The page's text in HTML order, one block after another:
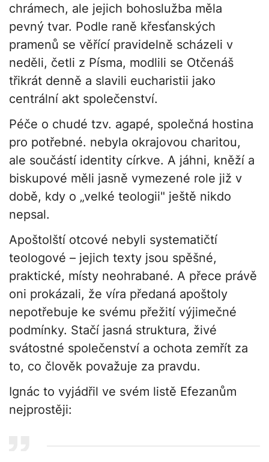
chrámech, ale jejich bohoslužba měla
pevný tvar. Podle raně křesťanských
pramenů se věřící pravidelně scházeli v
neděli, četli z Písma, modlili se Otčenáš
třikrát denně a slavili eucharistii jako
centrální akt společenství.
Péče o chudé tzv. agapé, společná hostina
pro potřebné. nebyla okrajovou charitou,
ale součástí identity církve. A jáhni, kněží a
biskupové měli jasně vymezené role již v
době, kdy o „velké teologii" ještě nikdo
nepsal.
Apoštolští otcové nebyli systematičtí
teologové – jejich texty jsou spěšné,
praktické, místy neohrabané. A přece právě
oni prokázali, že víra předaná apoštoly
nepotřebuje ke svému přežití výjimečné
podmínky. Stačí jasná struktura, živé
svátostné společenství a ochota zemřít za
to, co člověk považuje za pravdu.
Ignác to vyjádřil ve svém listě Efezanům
nejprostěji: